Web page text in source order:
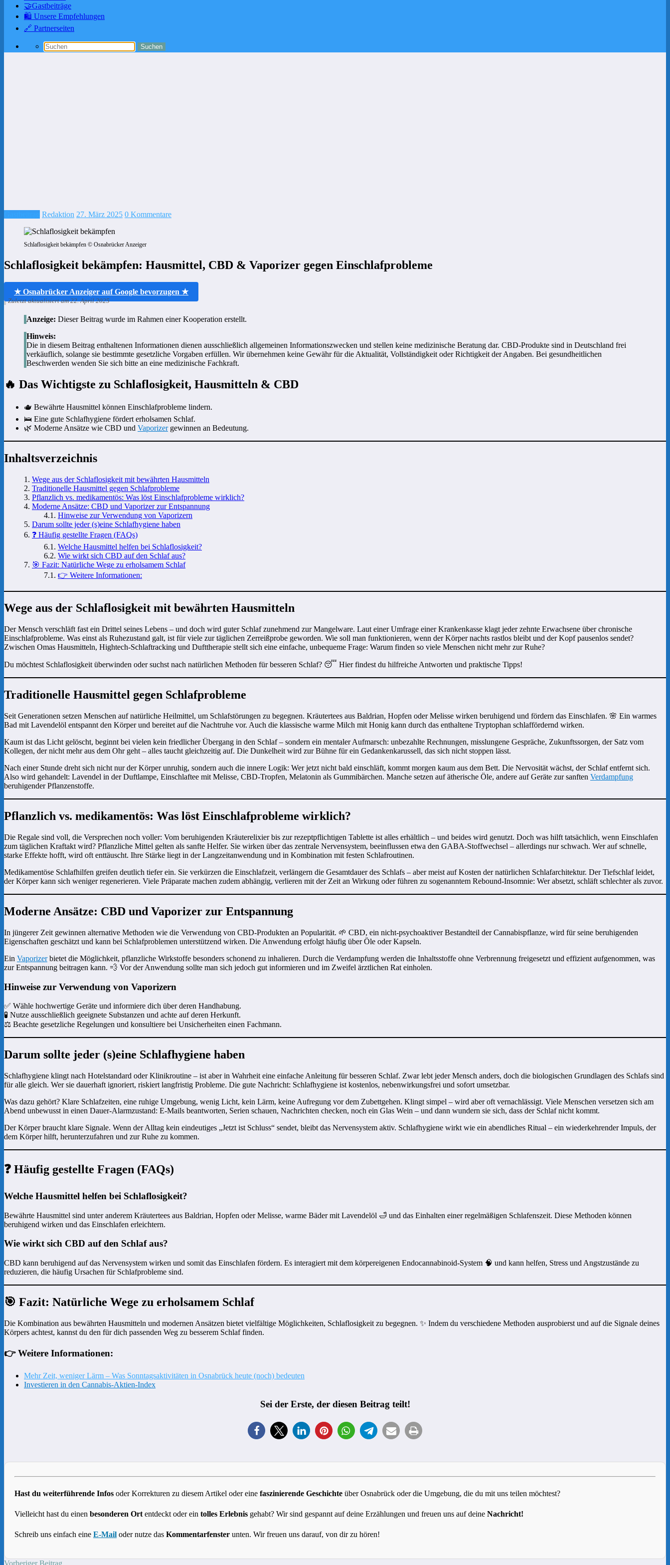
🤝Gastbeiträge
🛍️ Unsere Empfehlungen
🔗 Partnerseiten
Redaktion 27. März 2025 0 Kommentare
Schlaflosigkeit bekämpfen © Osnabrücker Anzeiger
Schlaflosigkeit bekämpfen: Hausmittel, CBD & Vaporizer gegen Einschlafprobleme
★ Osnabrücker Anzeiger auf Google bevorzugen ★
Zuletzt aktualisiert am 22. April 2025
Anzeige: Dieser Beitrag wurde im Rahmen einer Kooperation erstellt.
Hinweis:
Die in diesem Beitrag enthaltenen Informationen dienen ausschließlich allgemeinen Informationszwecken und stellen keine medizinische Beratung dar. CBD-Produkte sind in Deutschland frei
verkäuflich, solange sie bestimmte gesetzliche Vorgaben erfüllen. Wir übernehmen keine Gewähr für die Aktualität, Vollständigkeit oder Richtigkeit der Angaben. Bei gesundheitlichen
Beschwerden wenden Sie sich bitte an eine medizinische Fachkraft.
🔥 Das Wichtigste zu Schlaflosigkeit, Hausmitteln & CBD
🫖 Bewährte Hausmittel können Einschlafprobleme lindern.
🛌 Eine gute Schlafhygiene fördert erholsamen Schlaf.
🌿 Moderne Ansätze wie CBD und Vaporizergewinnen an Bedeutung.
Inhaltsverzeichnis
Wege aus der Schlaflosigkeit mit bewährten Hausmitteln
Traditionelle Hausmittel gegen Schlafprobleme
Pflanzlich vs. medikamentös: Was löst Einschlafprobleme wirklich?
Moderne Ansätze: CBD und Vaporizer zur Entspannung
Hinweise zur Verwendung von Vaporizern
Darum sollte jeder (s)eine Schlafhygiene haben
❓ Häufig gestellte Fragen (FAQs)
Welche Hausmittel helfen bei Schlaflosigkeit?
Wie wirkt sich CBD auf den Schlaf aus?
🎯 Fazit: Natürliche Wege zu erholsamem Schlaf
👉 Weitere Informationen:
Wege aus der Schlaflosigkeit mit bewährten Hausmitteln
Der Mensch verschläft fast ein Drittel seines Lebens – und doch wird guter Schlaf zunehmend zur Mangelware. Laut einer Umfrage einer Krankenkasse klagt jeder zehnte Erwachsene über chronische
Einschlafprobleme. Was einst als Ruhezustand galt, ist für viele zur täglichen Zerreißprobe geworden. Wie soll man funktionieren, wenn der Körper nachts rastlos bleibt und der Kopf pausenlos sendet?
Zwischen Omas Hausmitteln, Hightech-Schlaftracking und Dufttherapie stellt sich eine einfache, unbequeme Frage: Warum finden so viele Menschen nicht mehr zur Ruhe?
Du möchtest Schlaflosigkeit überwinden oder suchst nach natürlichen Methoden für besseren Schlaf? 😴 Hier findest du hilfreiche Antworten und praktische Tipps!
Traditionelle Hausmittel gegen Schlafprobleme
Seit Generationen setzen Menschen auf natürliche Heilmittel, um Schlafstörungen zu begegnen. Kräutertees aus Baldrian, Hopfen oder Melisse wirken beruhigend und fördern das Einschlafen. 🌸 Ein warmes
Bad mit Lavendelöl entspannt den Körper und bereitet auf die Nachtruhe vor. Auch die klassische warme Milch mit Honig kann durch das enthaltene Tryptophan schlaffördernd wirken.
Kaum ist das Licht gelöscht, beginnt bei vielen kein friedlicher Übergang in den Schlaf – sondern ein mentaler Aufmarsch: unbezahlte Rechnungen, misslungene Gespräche, Zukunftssorgen, der Satz vom
Kollegen, der nicht mehr aus dem Ohr geht – alles taucht gleichzeitig auf. Die Dunkelheit wird zur Bühne für ein Gedankenkarussell, das sich nicht stoppen lässt.
Nach einer Stunde dreht sich nicht nur der Körper unruhig, sondern auch die innere Logik: Wer jetzt nicht bald einschläft, kommt morgen kaum aus dem Bett. Die Nervosität wächst, der Schlaf entfernt sich.
Also wird gehandelt: Lavendel in der Duftlampe, Einschlaftee mit Melisse, CBD-Tropfen, Melatonin als Gummibärchen. Manche setzen auf ätherische Öle, andere auf Geräte zur sanften Verdampfung
beruhigender Pflanzenstoffe.
Pflanzlich vs. medikamentös: Was löst Einschlafprobleme wirklich?
Die Regale sind voll, die Versprechen noch voller: Vom beruhigenden Kräuterelixier bis zur rezeptpflichtigen Tablette ist alles erhältlich – und beides wird genutzt. Doch was hilft tatsächlich, wenn Einschlafen
zum täglichen Kraftakt wird? Pflanzliche Mittel gelten als sanfte Helfer. Sie wirken über das zentrale Nervensystem, beeinflussen etwa den GABA-Stoffwechsel – allerdings nur schwach. Wer auf schnelle,
starke Effekte hofft, wird oft enttäuscht. Ihre Stärke liegt in der Langzeitanwendung und in Kombination mit festen Schlafroutinen.
Medikamentöse Schlafhilfen greifen deutlich tiefer ein. Sie verkürzen die Einschlafzeit, verlängern die Gesamtdauer des Schlafs – aber meist auf Kosten der natürlichen Schlafarchitektur. Der Tiefschlaf leidet,
der Körper kann sich weniger regenerieren. Viele Präparate machen zudem abhängig, verlieren mit der Zeit an Wirkung oder führen zu sogenanntem Rebound-Insomnie: Wer absetzt, schläft schlechter als zuvor.
Moderne Ansätze: CBD und Vaporizer zur Entspannung
In jüngerer Zeit gewinnen alternative Methoden wie die Verwendung von CBD-Produkten an Popularität. 🌱 CBD, ein nicht-psychoaktiver Bestandteil der Cannabispflanze, wird für seine beruhigenden
Eigenschaften geschätzt und kann bei Schlafproblemen unterstützend wirken. Die Anwendung erfolgt häufig über Öle oder Kapseln.
Ein Vaporizerbietet die Möglichkeit, pflanzliche Wirkstoffe besonders schonend zu inhalieren. Durch die Verdampfung werden die Inhaltsstoffe ohne Verbrennung freigesetzt und effizient aufgenommen, was
zur Entspannung beitragen kann. 💨 Vor der Anwendung sollte man sich jedoch gut informieren und im Zweifel ärztlichen Rat einholen.
Hinweise zur Verwendung von Vaporizern
✅ Wähle hochwertige Geräte und informiere dich über deren Handhabung.
🧪 Nutze ausschließlich geeignete Substanzen und achte auf deren Herkunft.
⚖️ Beachte gesetzliche Regelungen und konsultiere bei Unsicherheiten einen Fachmann.
Darum sollte jeder (s)eine Schlafhygiene haben
Schlafhygiene klingt nach Hotelstandard oder Klinikroutine – ist aber in Wahrheit eine einfache Anleitung für besseren Schlaf. Zwar lebt jeder Mensch anders, doch die biologischen Grundlagen des Schlafs sind
für alle gleich. Wer sie dauerhaft ignoriert, riskiert langfristig Probleme. Die gute Nachricht: Schlafhygiene ist kostenlos, nebenwirkungsfrei und sofort umsetzbar.
Was dazu gehört? Klare Schlafzeiten, eine ruhige Umgebung, wenig Licht, kein Lärm, keine Aufregung vor dem Zubettgehen. Klingt simpel – wird aber oft vernachlässigt. Viele Menschen versetzen sich am
Abend unbewusst in einen Dauer-Alarmzustand: E-Mails beantworten, Serien schauen, Nachrichten checken, noch ein Glas Wein – und dann wundern sie sich, dass der Schlaf nicht kommt.
Der Körper braucht klare Signale. Wenn der Alltag kein eindeutiges „Jetzt ist Schluss“ sendet, bleibt das Nervensystem aktiv. Schlafhygiene wirkt wie ein abendliches Ritual – ein wiederkehrender Impuls, der
dem Körper hilft, herunterzufahren und zur Ruhe zu kommen.
❓ Häufig gestellte Fragen (FAQs)
Welche Hausmittel helfen bei Schlaflosigkeit?
Bewährte Hausmittel sind unter anderem Kräutertees aus Baldrian, Hopfen oder Melisse, warme Bäder mit Lavendelöl 🛁 und das Einhalten einer regelmäßigen Schlafenszeit. Diese Methoden können
beruhigend wirken und das Einschlafen erleichtern.
Wie wirkt sich CBD auf den Schlaf aus?
CBD kann beruhigend auf das Nervensystem wirken und somit das Einschlafen fördern. Es interagiert mit dem körpereigenen Endocannabinoid-System 🧠 und kann helfen, Stress und Angstzustände zu
reduzieren, die häufig Ursachen für Schlafprobleme sind.
🎯 Fazit: Natürliche Wege zu erholsamem Schlaf
Die Kombination aus bewährten Hausmitteln und modernen Ansätzen bietet vielfältige Möglichkeiten, Schlaflosigkeit zu begegnen. ✨ Indem du verschiedene Methoden ausprobierst und auf die Signale deines
Körpers achtest, kannst du den für dich passenden Weg zu besserem Schlaf finden.
👉 Weitere Informationen:
Mehr Zeit, weniger Lärm – Was Sonntagsaktivitäten in Osnabrück heute (noch) bedeuten
Investieren in den Cannabis-Aktien-Index
Sei der Erste, der diesen Beitrag teilt!
Hast du weiterführende Infos oder Korrekturen zu diesem Artikel oder eine faszinierende Geschichte über Osnabrück oder die Umgebung, die du mit uns teilen möchtest?
Vielleicht hast du einen besonderen Ort entdeckt oder ein tolles Erlebnis gehabt? Wir sind gespannt auf deine Erzählungen und freuen uns auf deine Nachricht!
Schreib uns einfach eine E-Mail oder nutze das Kommentarfenster unten. Wir freuen uns darauf, von dir zu hören!
Vorheriger Beitrag